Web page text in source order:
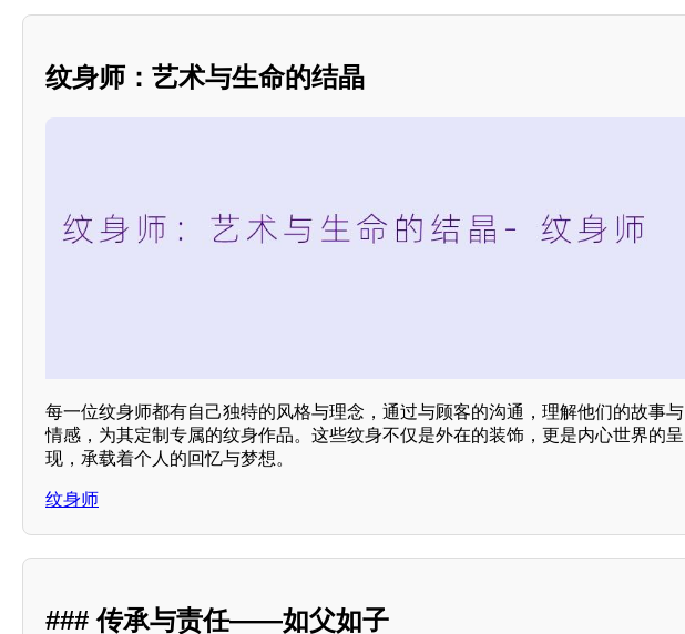
纹身师：艺术与生命的结晶
每一位纹身师都有自己独特的风格与理念，通过与顾客的沟通，理解他们的故事与
情感，为其定制专属的纹身作品。这些纹身不仅是外在的装饰，更是内心世界的呈
现，承载着个人的回忆与梦想。
纹身师
### 传承与责任——如父如子